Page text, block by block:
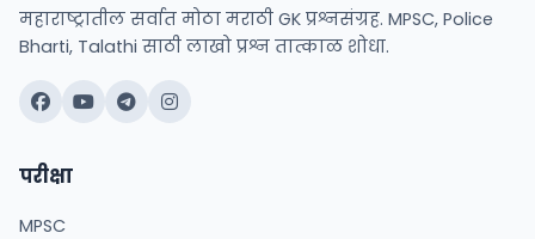
महाराष्ट्रातील सर्वात मोठा मराठी GK प्रश्नसंग्रह. MPSC, Police
Bharti, Talathi साठी लाखो प्रश्न तात्काळ शोधा.
परीक्षा
MPSC